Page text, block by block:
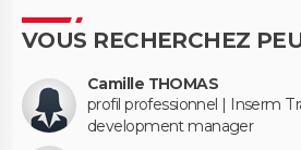
VOUS RECHERCHEZ
Camille THOMAS
profil professionnel | Inserm
development manager